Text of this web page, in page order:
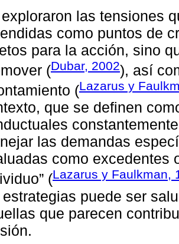
las tensiones
como puntos de
para la acción, sino
(Dubar, 2002), así
(Lazarus y
que se definen
las demandas
como excedentes
(Lazarus y Faulkman,
puede ser
que parecen